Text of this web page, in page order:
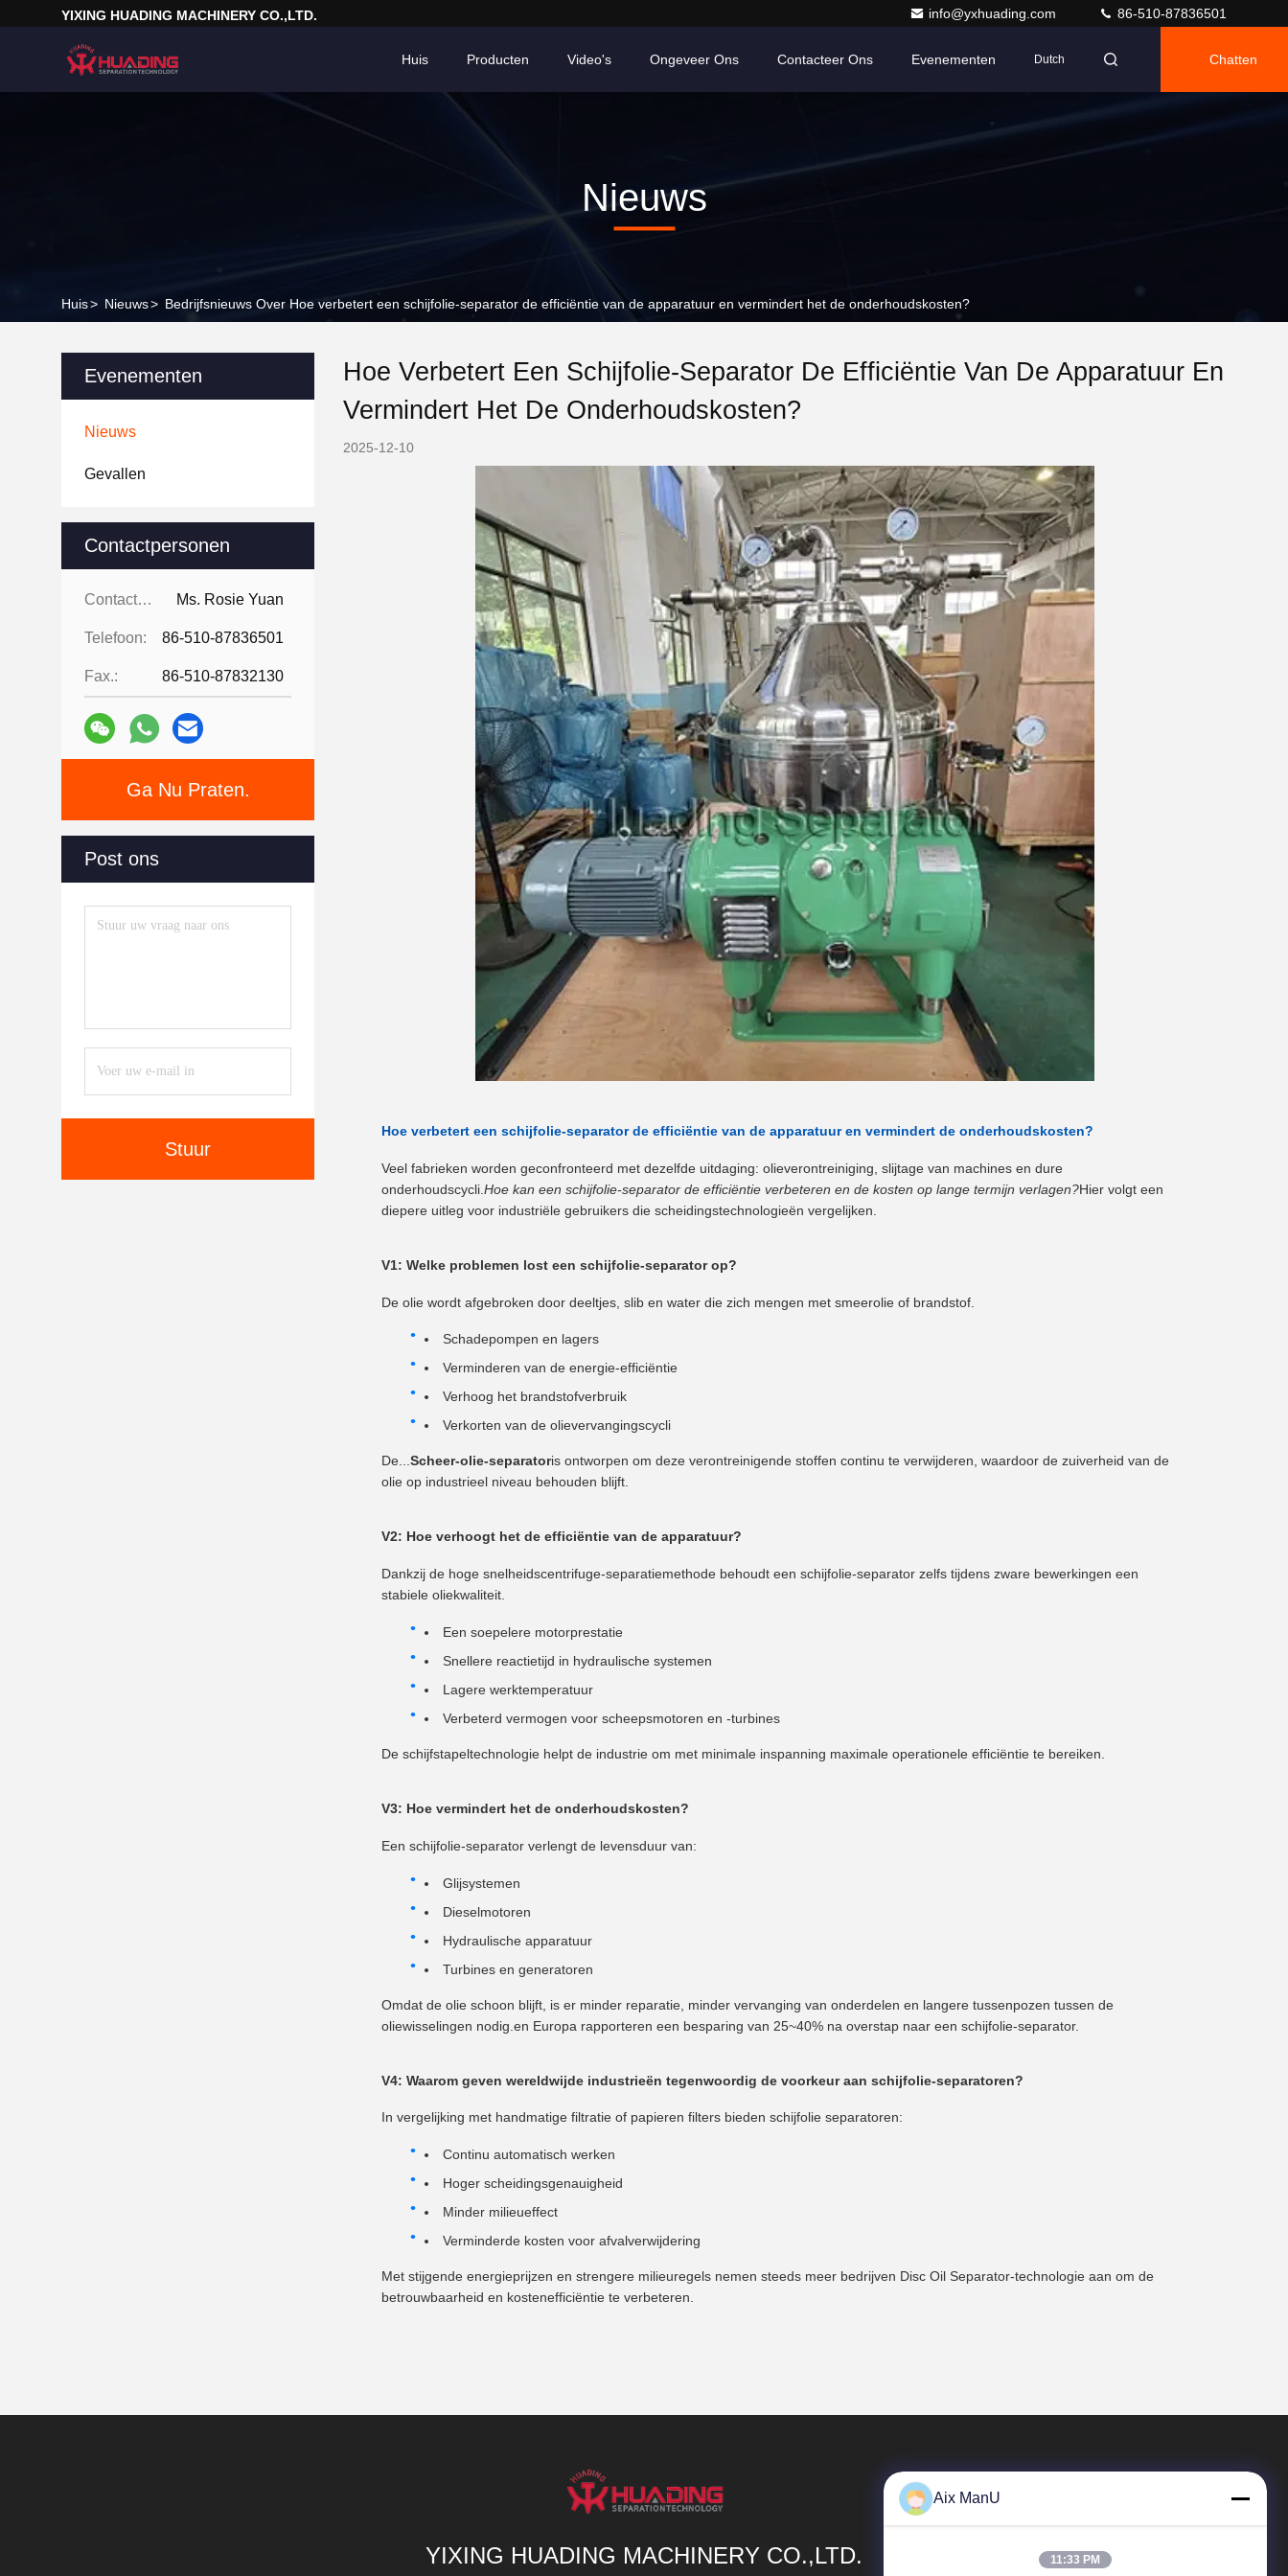
YIXING HUADING MACHINERY CO.,LTD. info@yxhuading.com 86-510-87836501
Huis Producten Video's Ongeveer Ons Contacteer Ons Evenementen Dutch Chatten
Nieuws
Huis> Nieuws> Bedrijfsnieuws Over Hoe verbetert een schijfolie-separator de efficiëntie van de apparatuur en vermindert het de onderhoudskosten?
Evenementen
Nieuws
Gevallen
Contactpersonen
Contactpersonen: Ms. Rosie Yuan
Telefoon: 86-510-87836501
Fax.: 86-510-87832130
Ga Nu Praten.
Post ons
Stuur
Hoe Verbetert Een Schijfolie-Separator De Efficiëntie Van De Apparatuur En
Vermindert Het De Onderhoudskosten?
2025-12-10
Hoe verbetert een schijfolie-separator de efficiëntie van de apparatuur en vermindert de onderhoudskosten?
Veel fabrieken worden geconfronteerd met dezelfde uitdaging: olieverontreiniging, slijtage van machines en dure
onderhoudscycli. Hoe kan een schijfolie-separator de efficiëntie verbeteren en de kosten op lange termijn verlagen?Hier volgt een
diepere uitleg voor industriële gebruikers die scheidingstechnologieën vergelijken.
V1: Welke problemen lost een schijfolie-separator op?
De olie wordt afgebroken door deeltjes, slib en water die zich mengen met smeerolie of brandstof.
Schadepompen en lagers
Verminderen van de energie-efficiëntie
Verhoog het brandstofverbruik
Verkorten van de olievervangingscycli
De...Scheer-olie-separatoris ontworpen om deze verontreinigende stoffen continu te verwijderen, waardoor de zuiverheid van de
olie op industrieel niveau behouden blijft.
V2: Hoe verhoogt het de efficiëntie van de apparatuur?
Dankzij de hoge snelheidscentrifuge-separatiemethode behoudt een schijfolie-separator zelfs tijdens zware bewerkingen een
stabiele oliekwaliteit.
Een soepelere motorprestatie
Snellere reactietijd in hydraulische systemen
Lagere werktemperatuur
Verbeterd vermogen voor scheepsmotoren en -turbines
De schijfstapeltechnologie helpt de industrie om met minimale inspanning maximale operationele efficiëntie te bereiken.
V3: Hoe vermindert het de onderhoudskosten?
Een schijfolie-separator verlengt de levensduur van:
Glijsystemen
Dieselmotoren
Hydraulische apparatuur
Turbines en generatoren
Omdat de olie schoon blijft, is er minder reparatie, minder vervanging van onderdelen en langere tussenpozen tussen de
oliewisselingen nodig.en Europa rapporteren een besparing van 25~40% na overstap naar een schijfolie-separator.
V4: Waarom geven wereldwijde industrieën tegenwoordig de voorkeur aan schijfolie-separatoren?
In vergelijking met handmatige filtratie of papieren filters bieden schijfolie separatoren:
Continu automatisch werken
Hoger scheidingsgenauigheid
Minder milieueffect
Verminderde kosten voor afvalverwijdering
Met stijgende energieprijzen en strengere milieuregels nemen steeds meer bedrijven Disc Oil Separator-technologie aan om de
betrouwbaarheid en kostenefficiëntie te verbeteren.
YIXING HUADING MACHINERY CO.,LTD.
Aix ManU
11:33 PM